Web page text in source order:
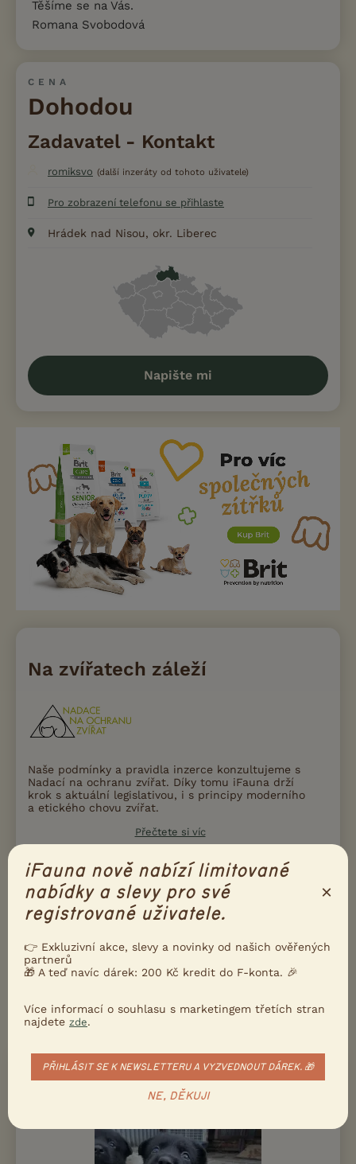
Těšíme se na Vás.
Romana Svobodová
CENA
Dohodou
Zadavatel - Kontakt
romiksvo (další inzeráty od tohoto uživatele)
Pro zobrazení telefonu se přihlaste
Hrádek nad Nisou, okr. Liberec
Napište mi
Na zvířatech záleží
Naše podmínky a pravidla inzerce konzultujeme s
Nadací na ochranu zvířat. Díky tomu iFauna drží
krok s aktuální legislativou, i s principy moderního
a etického chovu zvířat.
Přečtete si víc
Ukažte inzerát známým!
Poslat inzerát e-mailem
Nahlásit inzerát
DALŠÍ INZERÁTY S NABÍDKOU NĚMECKÝ
OVČÁK
PRODÁM 18000 Kč
iFauna nově nabízí limitované
nabídky a slevy pro své
registrované uživatele.
×
👉 Exkluzivní akce, slevy a novinky od našich ověřených
partnerů
🎁 A teď navíc dárek: 200 Kč kredit do F-konta. 🎉
Více informací o souhlasu s marketingem třetích stran
najdete zde.
PŘIHLÁSIT SE K NEWSLETTERU A VYZVEDNOUT DÁREK. 🎁
NE, DĚKUJI